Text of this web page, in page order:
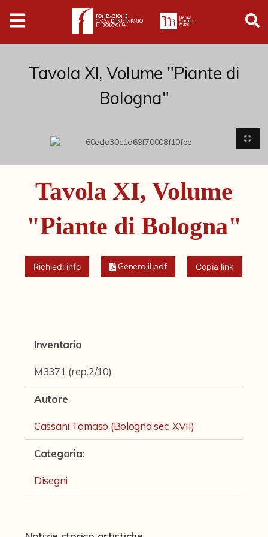
Digital
Humanities
Donazioni
Collezioni
Cataloghi storici
Dipinti
Fondi archivistici e raccolte documentarie
Manoscritti
Sculture
Tavola XI, Volume "Piante di
Bologna"
Tavola XI, Volume
"Piante di Bologna"
Richiedi info Genera il pdf Copia link
Inventario
M3371 (rep.2/10)
Autore
Cassani Tomaso (Bologna sec. XVII)
Categoria:
Disegni